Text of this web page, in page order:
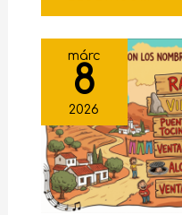
márc
8
2026